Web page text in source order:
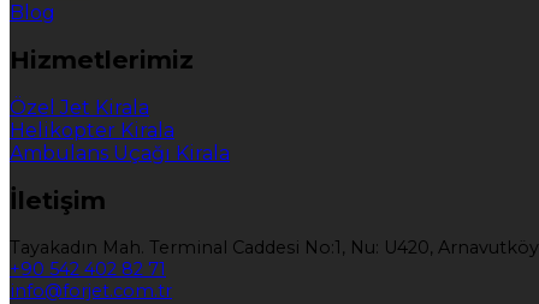
Blog
Hizmetlerimiz
Özel Jet Kirala
Helikopter Kirala
Ambulans Uçağı Kirala
İletişim
Tayakadın Mah. Terminal Caddesi No:1, Nu: U420,
+90 542 402 82 71
info@forjet.com.tr